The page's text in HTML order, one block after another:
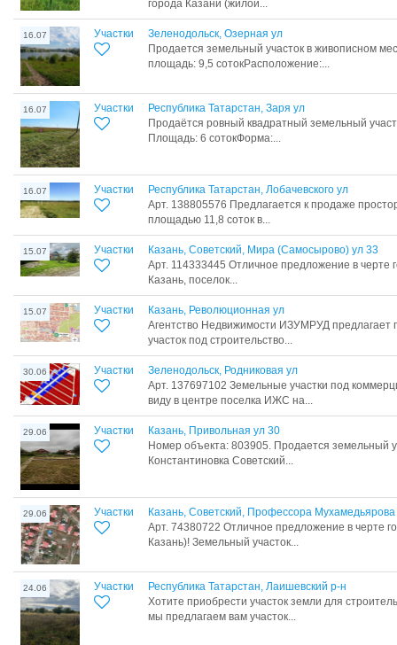
города Казани (жилой...
16.07 Участки
Зеленодольск, Озерная ул
Продается земельный участок в живописном
площадь: 9,5 сотокРасположение:...
16.07 Участки
Республика Татарстан, Заря ул
Продаётся ровный квадратный земельный
Площадь: 6 сотокФорма:...
16.07 Участки
Республика Татарстан, Лобачевского ул
Арт. 138805576 Предлагается к продаже
площадью 11,8 соток в...
15.07 Участки
Казань, Советский, Мира (Самосырово) ул 33
Арт. 114333445 Отличное предложение в черте
Казань, поселок...
15.07 Участки
Казань, Революционная ул
Агентство Недвижимости ИЗУМРУД предлагает
участок под строительство...
30.06 Участки
Зеленодольск, Родниковая ул
Арт. 137697102 Земельные участки под
виду в центре поселка ИЖС на...
29.06 Участки
Казань, Привольная ул 30
Номер объекта: 803905. Продается земельный
Константиновка Советский...
29.06 Участки
Казань, Советский, Профессора Мухамедьярова
Арт. 74380722 Отличное предложение в черте
Казань)! Земельный участок...
24.06 Участки
Республика Татарстан, Лаишевский р-н
Хотите приобрести участок земли для
мы предлагаем вам участок...